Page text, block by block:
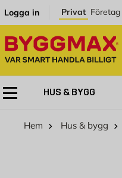
Logga in Privat Företag
HUS & BYGG
Hem Hus & bygg